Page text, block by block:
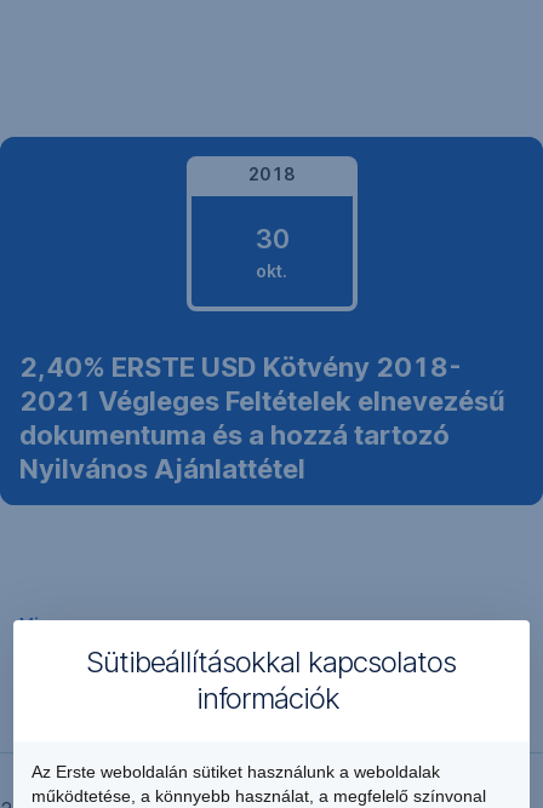
2018
30
okt.
2018.
október
30.
2,40% ERSTE USD Kötvény 2018-
2021 Végleges Feltételek elnevezésű
dokumentuma és a hozzá tartozó
Nyilvános Ajánlattétel
Vissza
Sütibeállításokkal kapcsolatos
információk
Az Erste weboldalán sütiket használunk a weboldalak
működtetése, a könnyebb használat, a megfelelő színvonal